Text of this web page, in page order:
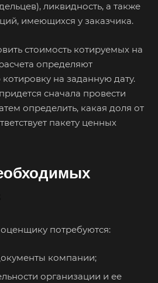
ликвидность, а также
имеющихся у заказчика.
стоимость котируемых на
определяют
на заданную дату.
сначала провести
определить, какая доля от
пакету ценных
потребуются:
компании;
организации и ее